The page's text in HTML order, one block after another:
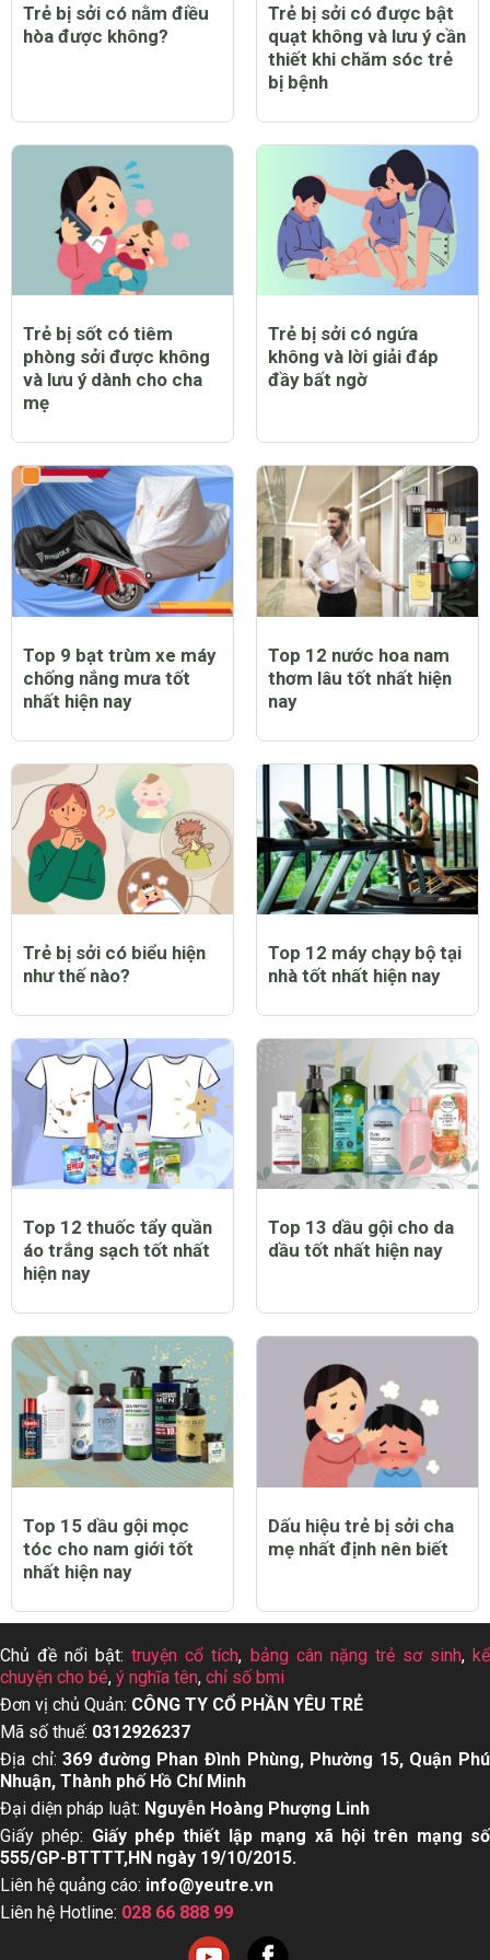
Trẻ bị sởi có nằm điều
hòa được không?
Trẻ bị sởi có được bật
quạt không và lưu ý cần
thiết khi chăm sóc trẻ
bị bệnh
Trẻ bị sốt có tiêm
phòng sởi được không
và lưu ý dành cho cha
mẹ
Trẻ bị sởi có ngứa
không và lời giải đáp
đầy bất ngờ
Top 9 bạt trùm xe máy
chống nắng mưa tốt
nhất hiện nay
Top 12 nước hoa nam
thơm lâu tốt nhất hiện
nay
Trẻ bị sởi có biểu hiện
như thế nào?
Top 12 máy chạy bộ tại
nhà tốt nhất hiện nay
Top 12 thuốc tẩy quần
áo trắng sạch tốt nhất
hiện nay
Top 13 dầu gội cho da
dầu tốt nhất hiện nay
Top 15 dầu gội mọc
tóc cho nam giới tốt
nhất hiện nay
Dấu hiệu trẻ bị sởi cha
mẹ nhất định nên biết
Chủ đề nổi bật:truyện cổ tích, bảng cân nặng trẻ sơ sinh,kể
chuyện cho bé, ý nghĩa tên, chỉ số bmi
Đơn vị chủ Quản: CÔNG TY CỔ PHẦN YÊU TRẺ
Mã số thuế: 0312926237
Địa chỉ:369 đường Phan Đình Phùng, Phường 15, Quận Phú
Nhuận, Thành phố Hồ Chí Minh
Đại diện pháp luật: Nguyễn Hoàng Phượng Linh
Giấy phép: Giấy phép thiết lập mạng xã hội trên mạng số
555/GP-BTTTT,HN ngày 19/10/2015.
Liên hệ quảng cáo: info@yeutre.vn
Liên hệ Hotline: 028 66 888 99